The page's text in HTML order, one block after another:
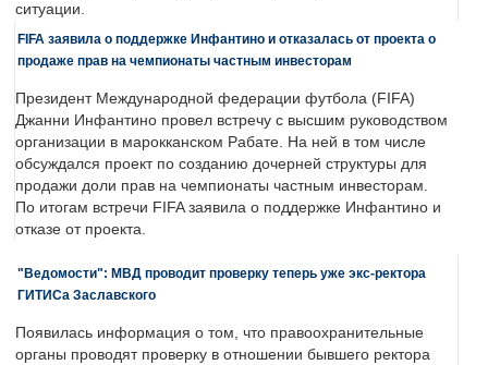
ситуации.
FIFA заявила о поддержке Инфантино и отказалась от проекта о
продаже прав на чемпионаты частным инвесторам
Президент Международной федерации футбола (FIFA)
Джанни Инфантино провел встречу с высшим руководством
организации в марокканском Рабате. На ней в том числе
обсуждался проект по созданию дочерней структуры для
продажи доли прав на чемпионаты частным инвесторам.
По итогам встречи FIFA заявила о поддержке Инфантино и
отказе от проекта.
"Ведомости": МВД проводит проверку теперь уже экс-ректора
ГИТИСа Заславского
Появилась информация о том, что правоохранительные
органы проводят проверку в отношении бывшего ректора